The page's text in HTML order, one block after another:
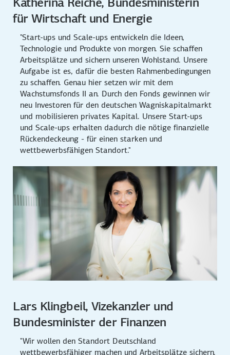
für Wirtschaft und Energie
"Start-ups und Scale-ups entwickeln die Ideen,
Technologie und Produkte von morgen. Sie schaffen
Arbeitsplätze und sichern unseren Wohlstand. Unsere
Aufgabe ist es, dafür die besten Rahmenbedingungen
zu schaffen. Genau hier setzen wir mit dem
Wachstumsfonds II an. Durch den Fonds gewinnen wir
neu Investoren für den deutschen Wagniskapitalmarkt
und mobilisieren privates Kapital. Unsere Start-ups
und Scale-ups erhalten dadurch die nötige finanzielle
Rückendeckeung - für einen starken und
wettbewerbsfähigen Standort."
Lars Klingbeil, Vizekanzler und
Bundesminister der Finanzen
"Wir wollen den Standort Deutschland
wettbewerbsfähiger machen und Arbeitsplätze sichern.